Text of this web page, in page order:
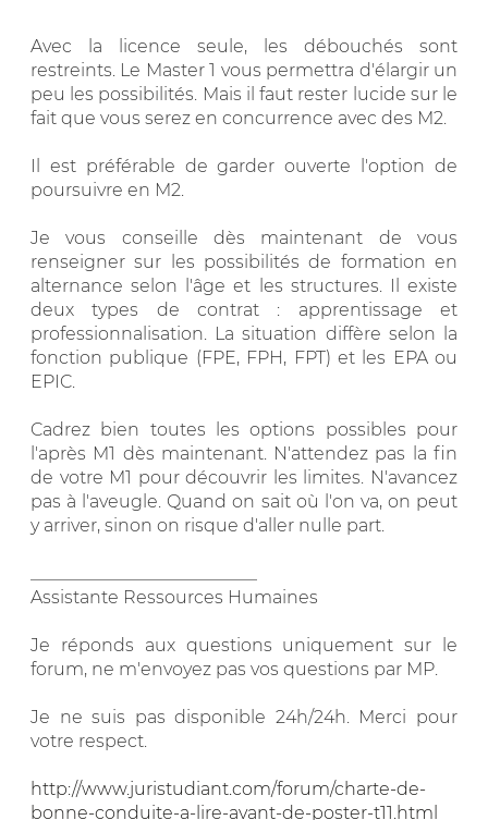
Avec la licence seule, les débouchés sont
restreints. Le Master 1 vous permettra d'élargir un
peu les possibilités. Mais il faut rester lucide sur le
fait que vous serez en concurrence avec des M2.
Il est préférable de garder ouverte l'option de
poursuivre en M2.
Je vous conseille dès maintenant de vous
renseigner sur les possibilités de formation en
alternance selon l'âge et les structures. Il existe
deux types de contrat : apprentissage et
professionnalisation. La situation diffère selon la
fonction publique (FPE, FPH, FPT) et les EPA ou
EPIC.
Cadrez bien toutes les options possibles pour
l'après M1 dès maintenant. N'attendez pas la fin
de votre M1 pour découvrir les limites. N'avancez
pas à l'aveugle. Quand on sait où l'on va, on peut
y arriver, sinon on risque d'aller nulle part.
Assistante Ressources Humaines
Je réponds aux questions uniquement sur le
forum, ne m'envoyez pas vos questions par MP.
Je ne suis pas disponible 24h/24h. Merci pour
votre respect.
http://www.juristudiant.com/forum/charte-de-
bonne-conduite-a-lire-avant-de-poster-t11.html